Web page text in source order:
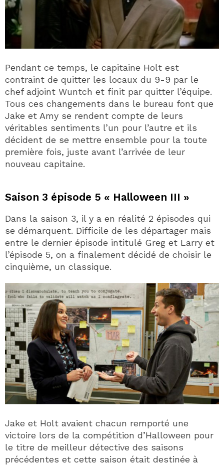
Pendant ce temps, le capitaine Holt est
contraint de quitter les locaux du 9-9 par le
chef adjoint Wuntch et finit par quitter l’équipe.
Tous ces changements dans le bureau font que
Jake et Amy se rendent compte de leurs
véritables sentiments l’un pour l’autre et ils
décident de se mettre ensemble pour la toute
première fois, juste avant l’arrivée de leur
nouveau capitaine.
Saison 3 épisode 5 « Halloween III »
Dans la saison 3, il y a en réalité 2 épisodes qui
se démarquent. Difficile de les départager mais
entre le dernier épisode intitulé Greg et Larry et
l’épisode 5, on a finalement décidé de choisir le
cinquième, un classique.
Jake et Holt avaient chacun remporté une
victoire lors de la compétition d’Halloween pour
le titre de meilleur détective des saisons
précédentes et cette saison était destinée à